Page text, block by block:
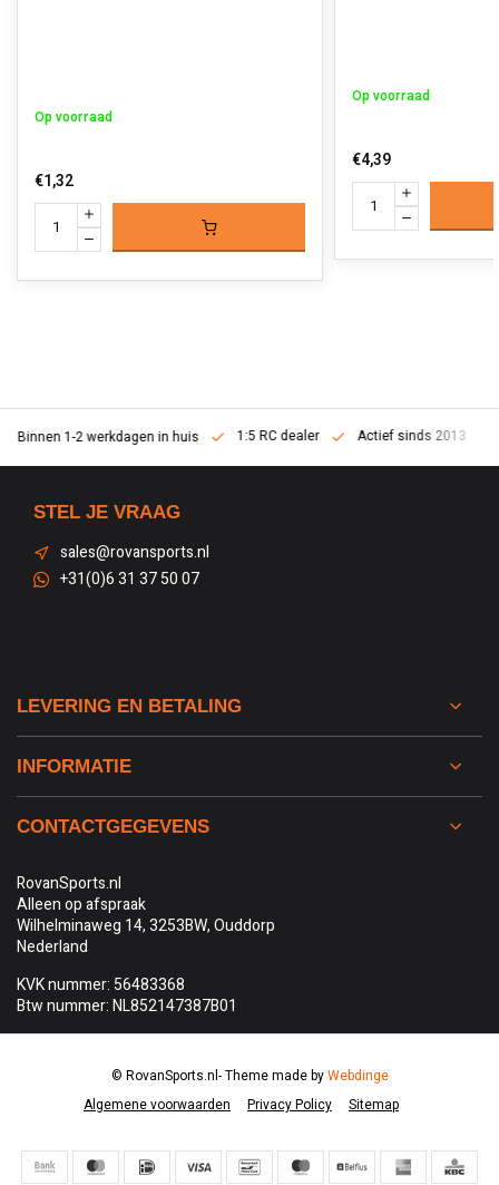
Op voorraad
€1,32
Op voorraad
€4,39
Binnen 1-2 werkdagen in huis 1:5 RC dealer Actief sinds 2013
STEL JE VRAAG
sales@rovansports.nl
+31(0)6 31 37 50 07
LEVERING EN BETALING
INFORMATIE
CONTACTGEGEVENS
RovanSports.nl
Alleen op afspraak
Wilhelminaweg 14, 3253BW, Ouddorp
Nederland
KVK nummer: 56483368
Btw nummer: NL852147387B01
Algemene voorwaarden Privacy Policy Sitemap
© RovanSports.nl- Theme made byWebdinge